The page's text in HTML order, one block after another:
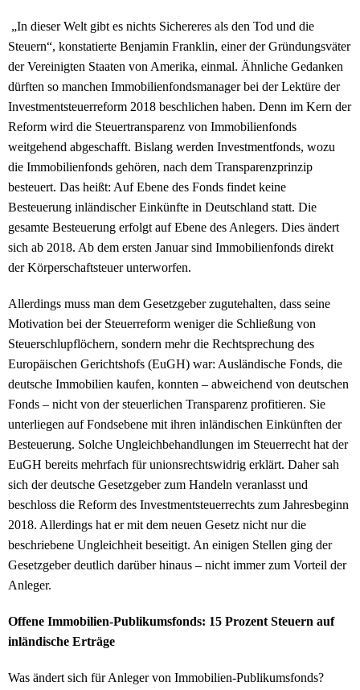
„In dieser Welt gibt es nichts Sichereres als den Tod und die
Steuern“, konstatierte Benjamin Franklin, einer der Gründungsväter
der Vereinigten Staaten von Amerika, einmal. Ähnliche Gedanken
dürften so manchen Immobilienfondsmanager bei der Lektüre der
Investmentsteuerreform 2018 beschlichen haben. Denn im Kern der
Reform wird die Steuertransparenz von Immobilienfonds
weitgehend abgeschafft. Bislang werden Investmentfonds, wozu
die Immobilienfonds gehören, nach dem Transparenzprinzip
besteuert. Das heißt: Auf Ebene des Fonds findet keine
Besteuerung inländischer Einkünfte in Deutschland statt. Die
gesamte Besteuerung erfolgt auf Ebene des Anlegers. Dies ändert
sich ab 2018. Ab dem ersten Januar sind Immobilienfonds direkt
der Körperschaftsteuer unterworfen.
Allerdings muss man dem Gesetzgeber zugutehalten, dass seine
Motivation bei der Steuerreform weniger die Schließung von
Steuerschlupflöchern, sondern mehr die Rechtsprechung des
Europäischen Gerichtshofs (EuGH) war: Ausländische Fonds, die
deutsche Immobilien kaufen, konnten – abweichend von deutschen
Fonds – nicht von der steuerlichen Transparenz profitieren. Sie
unterliegen auf Fondsebene mit ihren inländischen Einkünften der
Besteuerung. Solche Ungleichbehandlungen im Steuerrecht hat der
EuGH bereits mehrfach für unionsrechtswidrig erklärt. Daher sah
sich der deutsche Gesetzgeber zum Handeln veranlasst und
beschloss die Reform des Investmentsteuerrechts zum Jahresbeginn
2018. Allerdings hat er mit dem neuen Gesetz nicht nur die
beschriebene Ungleichheit beseitigt. An einigen Stellen ging der
Gesetzgeber deutlich darüber hinaus – nicht immer zum Vorteil der
Anleger.
Offene Immobilien-Publikumsfonds: 15 Prozent Steuern auf
inländische Erträge
Was ändert sich für Anleger von Immobilien-Publikumsfonds?